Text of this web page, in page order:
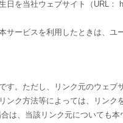
日を当社ウェブサイト（URL：
サービスを利用したときは、ユ
す。ただし、リンク元のウェブ
ンク方法等によっては、リンク
は、当該リンク元についても本